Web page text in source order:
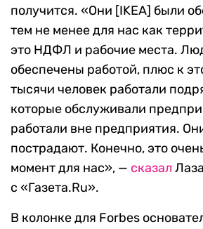
получится. «Они [IKEA] были
тем не менее для нас как
это НДФЛ и рабочие места.
обеспечены работой, плюс к
тысячи человек работали
которые обслуживали
работали вне предприятия.
пострадают. Конечно, это
момент для нас», — сказал
с «Газета.Ru».
В колонке для Forbes